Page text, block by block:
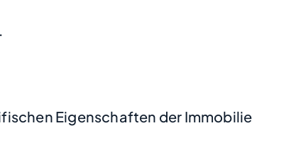
Eigenschaften der Immobilie